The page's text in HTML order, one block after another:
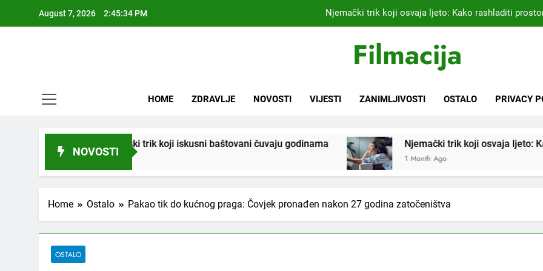
August 7, 2026 2:45:35 PM
Kardiolog koji već 20 godina liječi pacijente nakon
Samo 1 kašičica u litru vode i čak će se i “suhi štap” ukorijeniti!
Nikada se ne bi sjetili: Sve fleke sa odjeće
Filmacija
HOME ZDRAVLJE NOVOSTI VIJESTI ZANIMLJIVOSTI OSTALO PRIVACY
NOVOSTI
vrtlarski trik koji iskusni baštovani čuvaju godinama Njemački trik koji osvaja ljeto: Kako rashladiti
1 Month Ago
Home Ostalo Pakao tik do kućnog praga: Čovjek pronađen nakon 27 godina zatočeništva
OSTALO